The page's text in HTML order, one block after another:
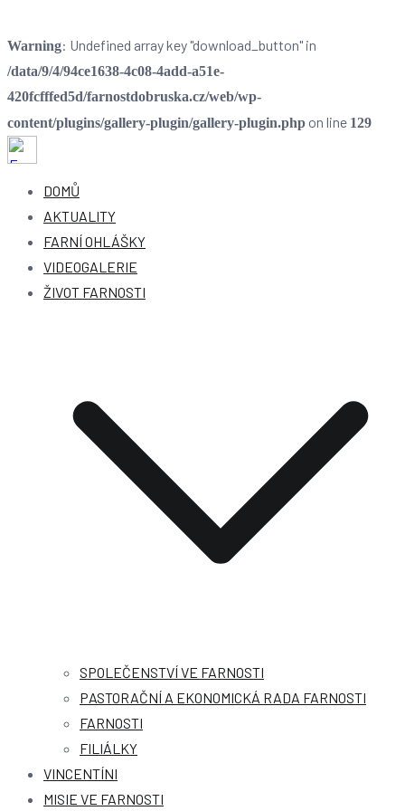
Warning: Undefined array key "download_button" in
/data/9/4/94ce1638-4c08-4add-a51e-
420fcfffed5d/farnostdobruska.cz/web/wp-
content/plugins/gallery-plugin/gallery-plugin.php on line 129
Farnost Dobruška
Farnost Dobruška
DOMŮ
AKTUALITY
FARNÍ OHLÁŠKY
VIDEOGALERIE
ŽIVOT FARNOSTI
SPOLEČENSTVÍ VE FARNOSTI
PASTORAČNÍ A EKONOMICKÁ RADA FARNOSTI
FARNOSTI
FILIÁLKY
VINCENTÍNI
MISIE VE FARNOSTI